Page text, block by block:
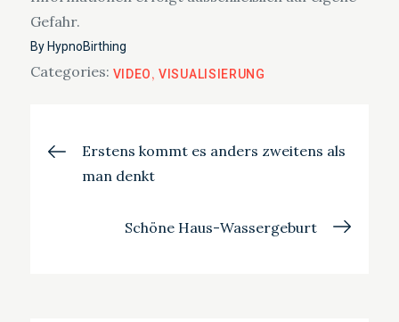
Gefahr.
By HypnoBirthing
Categories: VIDEO VISUALISIERUNG
Beitragsnavigation
Erstens kommt es anders zweitens als
man denkt
Schöne Haus-Wassergeburt